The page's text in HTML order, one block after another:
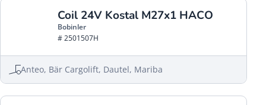
Coil 24V Kostal M27x1 HACO
Bobinler
# 2501507H
Anteo, Bär Cargolift, Dautel, Mariba